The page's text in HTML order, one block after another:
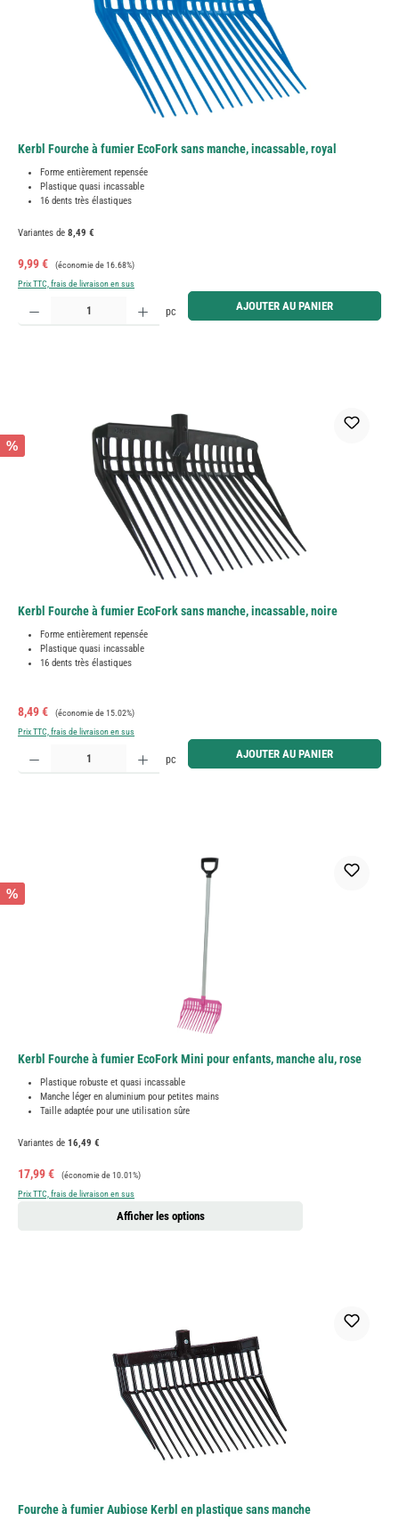
Kerbl Fourche à fumier EcoFork sans manche, incassable, royal
Forme entièrement repensée
Plastique quasi incassable
16 dents très élastiques
Variantes de 8,49 €
Prix de vente :
9,99 € Prix régulier :
(économie de 16.68%)
Prix TTC, frais de livraison en sus
Quantité de produit : Entrez la quantité souhaitée ou utilisez les boutons pour augmenter ou
pc AJOUTER AU PANIER
%
Kerbl Fourche à fumier EcoFork sans manche, incassable, noire
Forme entièrement repensée
Plastique quasi incassable
16 dents très élastiques
Prix de vente :
8,49 € Prix régulier :
(économie de 15.02%)
Prix TTC, frais de livraison en sus
Quantité de produit : Entrez la quantité souhaitée ou utilisez les boutons pour augmenter ou
pc AJOUTER AU PANIER
%
Kerbl Fourche à fumier EcoFork Mini pour enfants, manche alu, rose
Plastique robuste et quasi incassable
Manche léger en aluminium pour petites mains
Taille adaptée pour une utilisation sûre
Variantes de 16,49 €
Prix de vente :
17,99 € Prix régulier :
(économie de 10.01%)
Prix TTC, frais de livraison en sus
Afficher les options
Fourche à fumier Aubiose Kerbl en plastique sans manche